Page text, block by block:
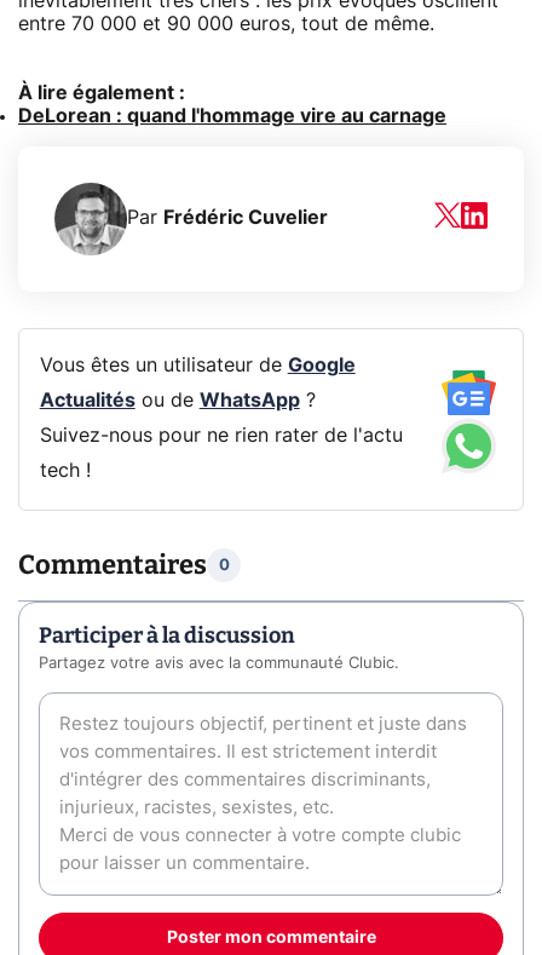
entre 70 000 et 90 000 euros, tout de même.
À lire également :
DeLorean : quand l'hommage vire au carnage
Par Frédéric Cuvelier
Vous êtes un utilisateur de Google
Actualitésou de WhatsApp?
Suivez-nous pour ne rien rater de l'actu
tech !
Commentaires 0
Participer à la discussion
Partagez votre avis avec la communauté Clubic.
Poster mon commentaire